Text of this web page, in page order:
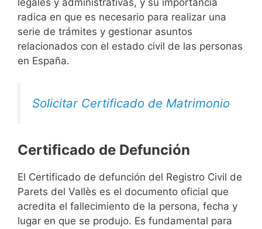
radica en que es necesario para realizar una
serie de trámites y gestionar asuntos
relacionados con el estado civil de las personas
en España.
Solicitar Certificado de Matrimonio
Certificado de Defunción
El Certificado de defunción del Registro Civil de
Parets del Vallès es el documento oficial que
acredita el fallecimiento de la persona, fecha y
lugar en que se produjo. Es fundamental para